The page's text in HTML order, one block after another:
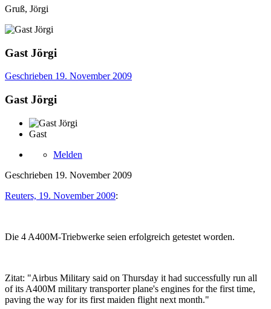
Gruß, Jörgi
Gast Jörgi
Geschrieben 19. November 2009
Gast Jörgi
Gast
Melden
Geschrieben 19. November 2009
Reuters, 19. November 2009:
Die 4 A400M-Triebwerke seien erfolgreich getestet worden.
Zitat: "Airbus Military said on Thursday it had successfully run all
of its A400M military transporter plane's engines for the first time,
paving the way for its first maiden flight next month."